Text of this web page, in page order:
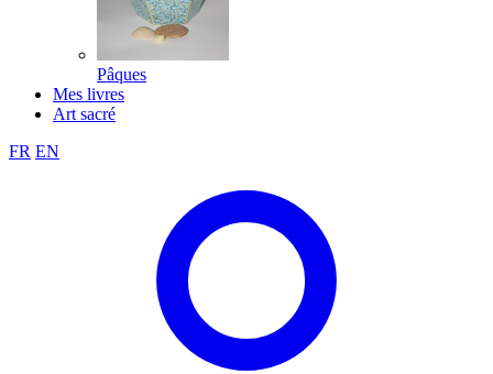
Pâques
Mes livres
Art sacré
FR EN